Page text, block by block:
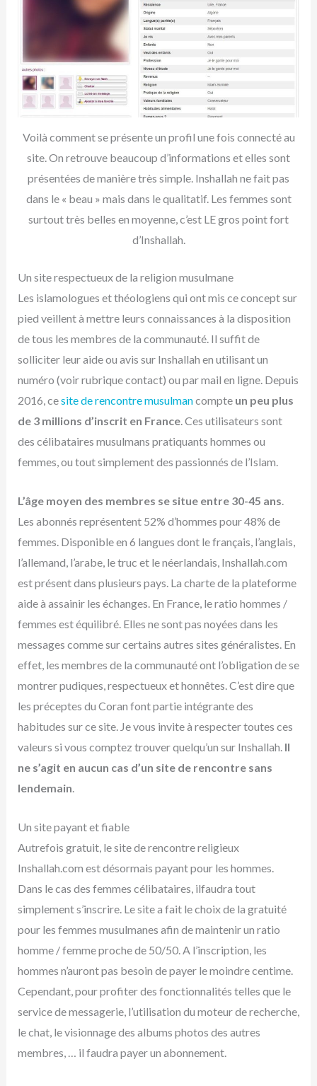
Voilà comment se présente un profil une fois connecté au
site. On retrouve beaucoup d’informations et elles sont
présentées de manière très simple. Inshallah ne fait pas
dans le « beau » mais dans le qualitatif. Les femmes sont
surtout très belles en moyenne, c’est LE gros point fort
d’Inshallah.
Un site respectueux de la religion musulmane
Les islamologues et théologiens qui ont mis ce concept sur
pied veillent à mettre leurs connaissances à la disposition
de tous les membres de la communauté. Il suffit de
solliciter leur aide ou avis sur Inshallah en utilisant un
numéro (voir rubrique contact) ou par mail en ligne. Depuis
2016, cesite de rencontre musulmancompte un peu plus
de 3 millions d’inscrit en France. Ces utilisateurs sont
des célibataires musulmans pratiquants hommes ou
femmes, ou tout simplement des passionnés de l’Islam.
L’âge moyen des membres se situe entre 30-45 ans.
Les abonnés représentent 52% d’hommes pour 48% de
femmes. Disponible en 6 langues dont le français, l’anglais,
l’allemand, l’arabe, le truc et le néerlandais, Inshallah.com
est présent dans plusieurs pays. La charte de la plateforme
aide à assainir les échanges. En France, le ratio hommes /
femmes est équilibré. Elles ne sont pas noyées dans les
messages comme sur certains autres sites généralistes. En
effet, les membres de la communauté ont l’obligation de se
montrer pudiques, respectueux et honnêtes. C’est dire que
les préceptes du Coran font partie intégrante des
habitudes sur ce site. Je vous invite à respecter toutes ces
valeurs si vous comptez trouver quelqu’un sur Inshallah. Il
ne s’agit en aucun cas d’un site de rencontre sans
lendemain.
Un site payant et fiable
Autrefois gratuit, le site de rencontre religieux
Inshallah.com est désormais payant pour les hommes.
Dans le cas des femmes célibataires, ilfaudra tout
simplement s’inscrire. Le site a fait le choix de la gratuité
pour les femmes musulmanes afin de maintenir un ratio
homme / femme proche de 50/50. A l’inscription, les
hommes n’auront pas besoin de payer le moindre centime.
Cependant, pour profiter des fonctionnalités telles que le
service de messagerie, l’utilisation du moteur de recherche,
le chat, le visionnage des albums photos des autres
membres, … il faudra payer un abonnement.